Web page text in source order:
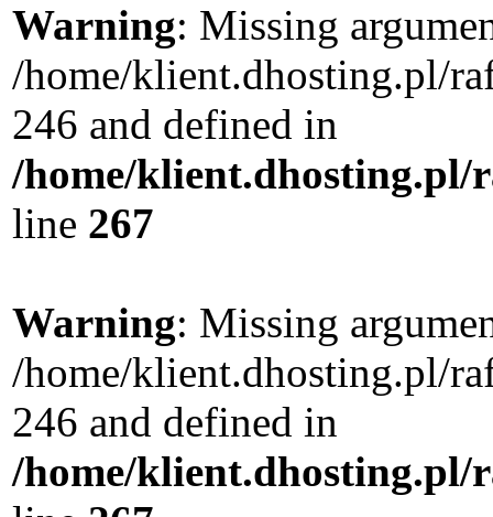
Warning: Missing
/home/klient.dhosting.pl/
246 and defined in
/home/klient.dhosting.pl/
line 267
Warning: Missing
/home/klient.dhosting.pl/
246 and defined in
/home/klient.dhosting.pl/